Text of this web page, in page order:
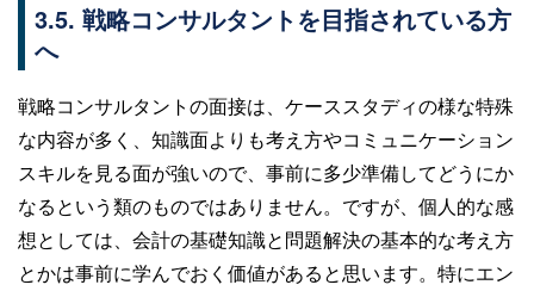
3.5. 戦略コンサルタントを目指されている方
へ
戦略コンサルタントの面接は、ケーススタディの様な特殊
な内容が多く、知識面よりも考え方やコミュニケーション
スキルを見る面が強いので、事前に多少準備してどうにか
なるという類のものではありません。ですが、個人的な感
想としては、会計の基礎知識と問題解決の基本的な考え方
とかは事前に学んでおく価値があると思います。特にエン